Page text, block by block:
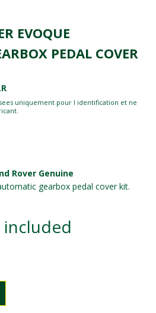
EVOQUE
PEDAL COVER
uniquement pour l identification et ne
Rover Genuine
gearbox pedal cover kit.
included